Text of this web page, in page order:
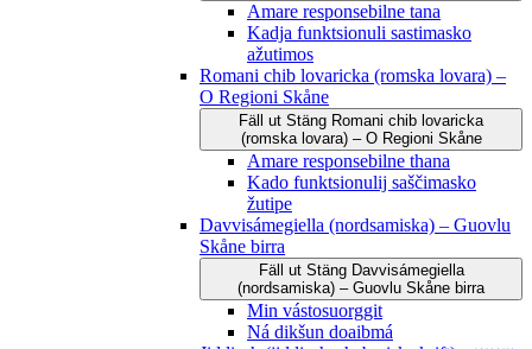
Amare responsebilne tana
Kadja funktsionuli sastimasko
ažutimos
Romani chib lovaricka (romska lovara) –
O Regioni Skåne
Fäll ut Stäng Romani chib lovaricka
(romska lovara) – O Regioni Skåne
Amare responsebilne thana
Kado funktsionulij saščimasko
žutipe
Davvisámegiella (nordsamiska) – Guovlu
Skåne birra
Fäll ut Stäng Davvisámegiella
(nordsamiska) – Guovlu Skåne birra
Min vástosuorggit
Ná dikšun doaibmá